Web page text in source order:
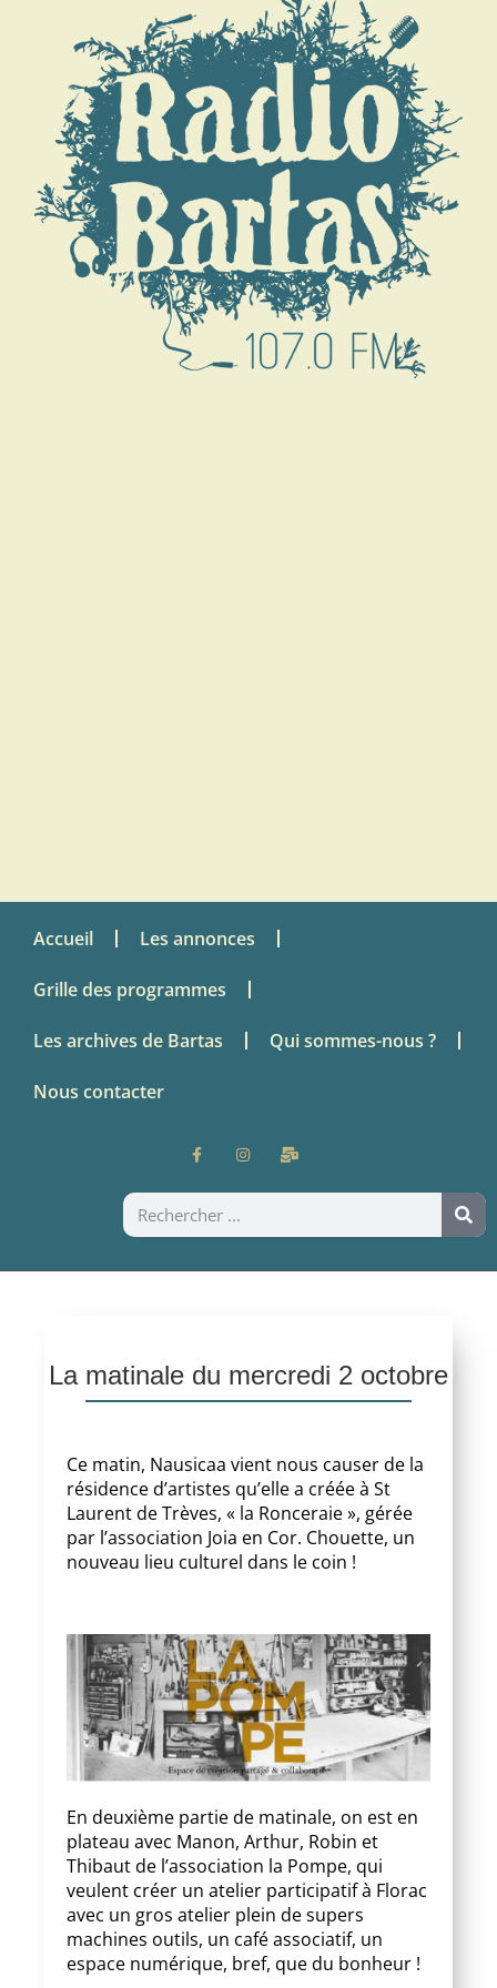
Accueil Les annonces
Grille des programmes
Les archives de Bartas Qui sommes-nous ?
Nous contacter
La matinale du mercredi 2 octobre
Ce matin, Nausicaa vient nous causer de la
résidence d’artistes qu’elle a créée à St
Laurent de Trèves, « la Ronceraie », gérée
par l’association Joia en Cor. Chouette, un
nouveau lieu culturel dans le coin !
En deuxième partie de matinale, on est en
plateau avec Manon, Arthur, Robin et
Thibaut de l’association la Pompe, qui
veulent créer un atelier participatif à Florac
avec un gros atelier plein de supers
machines outils, un café associatif, un
espace numérique, bref, que du bonheur !